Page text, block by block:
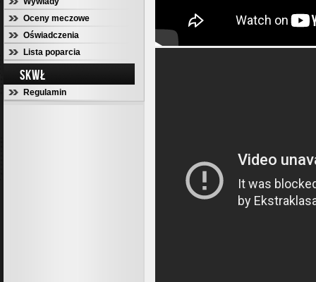
Oceny meczowe
Oświadczenia
Lista poparcia
SKWŁ
Regulamin